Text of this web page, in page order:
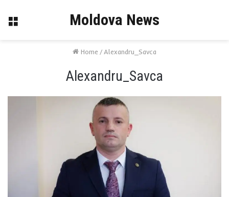
Menu Moldova News
Home / Alexandru_Savca
Alexandru_Savca